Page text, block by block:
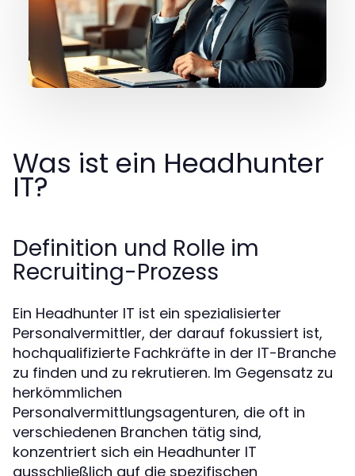
Was ist ein Headhunter
IT?
Definition und Rolle im
Recruiting-Prozess
Ein Headhunter IT ist ein spezialisierter
Personalvermittler, der darauf fokussiert ist,
hochqualifizierte Fachkräfte in der IT-Branche
zu finden und zu rekrutieren. Im Gegensatz zu
herkömmlichen
Personalvermittlungsagenturen, die oft in
verschiedenen Branchen tätig sind,
konzentriert sich ein Headhunter IT
ausschließlich auf die spezifischen